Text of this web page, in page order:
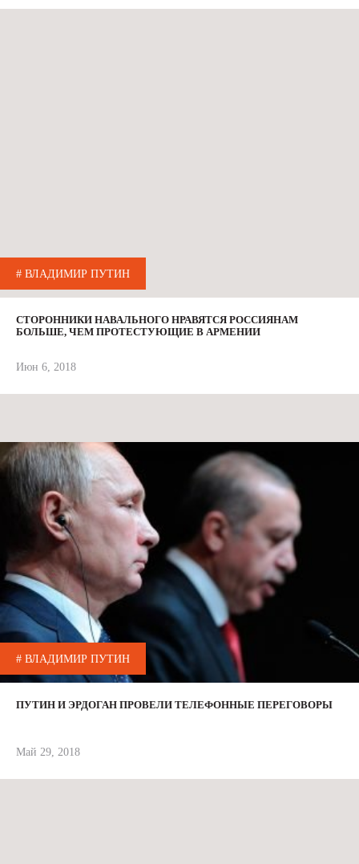
# ВЛАДИМИР ПУТИН
СТОРОННИКИ НАВАЛЬНОГО НРАВЯТСЯ РОССИЯНАМ
БОЛЬШЕ, ЧЕМ ПРОТЕСТУЮЩИЕ В АРМЕНИИ
Июн 6, 2018
# ВЛАДИМИР ПУТИН
ПУТИН И ЭРДОГАН ПРОВЕЛИ ТЕЛЕФОННЫЕ ПЕРЕГОВОРЫ
Май 29, 2018